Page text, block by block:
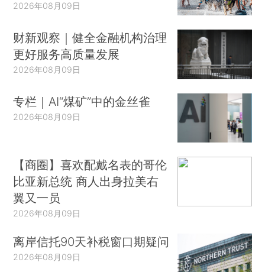
2026年08月09日
财新观察｜健全金融机构治理
更好服务高质量发展
2026年08月09日
专栏｜AI“煤矿”中的金丝雀
2026年08月09日
【商圈】喜欢配戴名表的哥伦
比亚新总统 商人出身拉美右
翼又一员
2026年08月09日
离岸信托90天补税窗口期疑问
2026年08月09日